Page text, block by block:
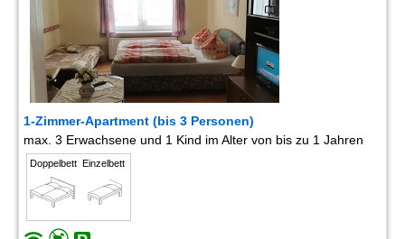
1-Zimmer-Apartment (bis 3 Personen)
max. 3 Erwachsene und 1 Kind im Alter von bis zu 1 Jahren
Doppelbett Einzelbett